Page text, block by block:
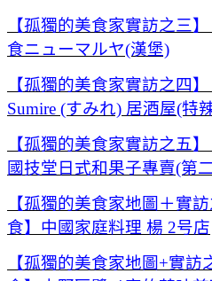
【孤獨的美食家實訪之三
食ニューマルヤ(漢堡)
【孤獨的美食家實訪之四
Sumire (すみれ) 居酒屋(特
【孤獨的美食家實訪之五
國技堂日式和果子專賣(第
【孤獨的美食家地圖＋實
食】中國家庭料理 楊 2号店
【孤獨的美食家地圖+實